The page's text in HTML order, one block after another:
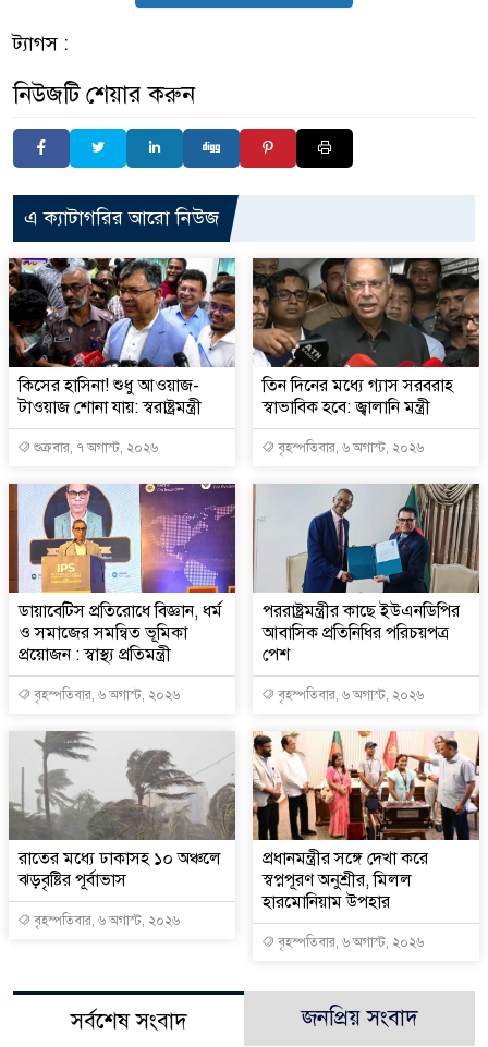
ট্যাগস :
নিউজটি শেয়ার করুন
এ ক্যাটাগরির আরো নিউজ
কিসের হাসিনা! শুধু আওয়াজ-
টাওয়াজ শোনা যায়: স্বরাষ্ট্রমন্ত্রী
শুক্রবার, ৭ অগাস্ট, ২০২৬
তিন দিনের মধ্যে গ্যাস সরবরাহ
স্বাভাবিক হবে: জ্বালানি মন্ত্রী
বৃহস্পতিবার, ৬ অগাস্ট, ২০২৬
ডায়াবেটিস প্রতিরোধে বিজ্ঞান, ধর্ম
ও সমাজের সমন্বিত ভূমিকা
প্রয়োজন : স্বাস্থ্য প্রতিমন্ত্রী
বৃহস্পতিবার, ৬ অগাস্ট, ২০২৬
পররাষ্ট্রমন্ত্রীর কা‌ছে ইউএনডিপির
আবাসিক প্রতিনিধির পরিচয়পত্র
পেশ
বৃহস্পতিবার, ৬ অগাস্ট, ২০২৬
রাতের মধ্যে ঢাকাসহ ১০ অঞ্চলে
ঝড়বৃষ্টির পূর্বাভাস
বৃহস্পতিবার, ৬ অগাস্ট, ২০২৬
প্রধানমন্ত্রীর সঙ্গে দেখা করে
স্বপ্নপূরণ অনুশ্রীর, মিলল
হারমোনিয়াম উপহার
বৃহস্পতিবার, ৬ অগাস্ট, ২০২৬
সর্বশেষ সংবাদ জনপ্রিয় সংবাদ